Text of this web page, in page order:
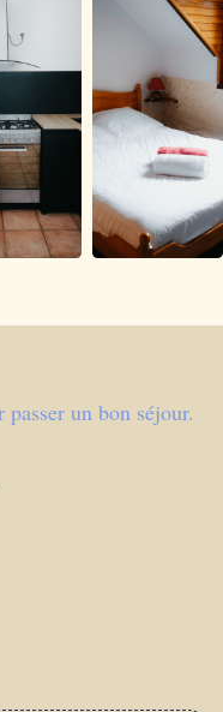
un bon séjour.